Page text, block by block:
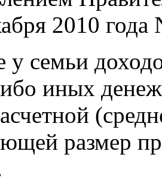
2010 года
у семьи
иных
размер